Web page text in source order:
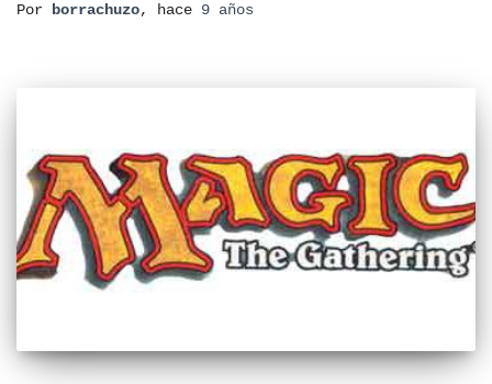
Por borrachuzo, hace 9 años